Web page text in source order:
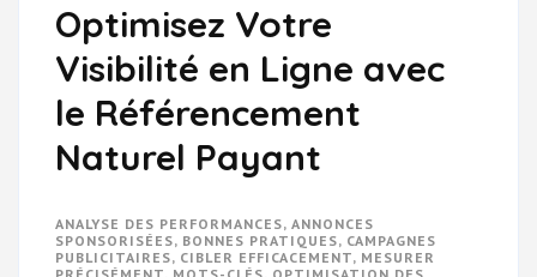
Optimisez Votre
Visibilité en Ligne avec
le Référencement
Naturel Payant
ANALYSE DES PERFORMANCES, ANNONCES
SPONSORISÉES, BONNES PRATIQUES, CAMPAGNES
PUBLICITAIRES, CIBLER EFFICACEMENT, MESURER